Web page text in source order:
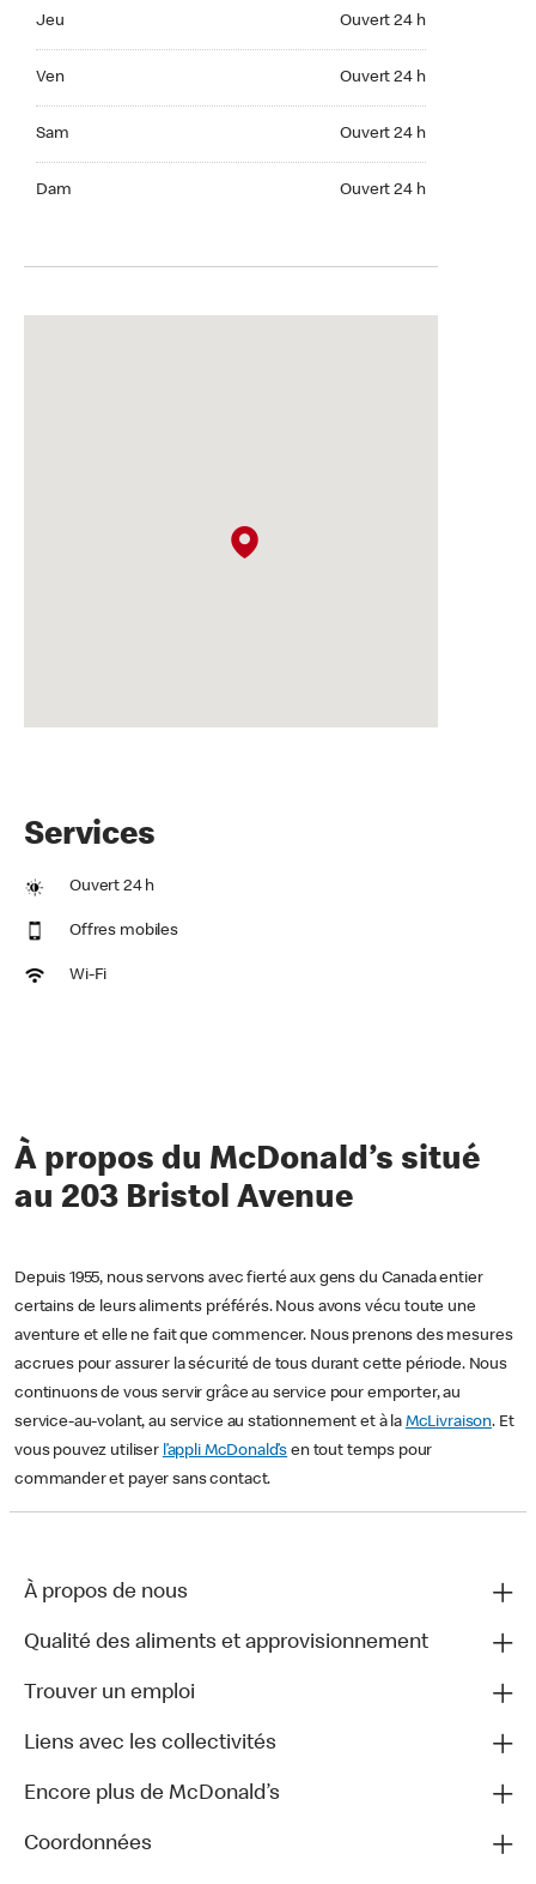
Jeu Ouvert 24 h
Ven Ouvert 24 h
Sam Ouvert 24 h
Dam Ouvert 24 h
Services
Ouvert 24 h
Offres mobiles
Wi-Fi
À propos du McDonald’s situé
au 203 Bristol Avenue
Depuis 1955, nous servons avec fierté aux gens du Canada entier
certains de leurs aliments préférés. Nous avons vécu toute une
aventure et elle ne fait que commencer. Nous prenons des mesures
accrues pour assurer la sécurité de tous durant cette période. Nous
continuons de vous servir grâce au service pour emporter, au
service-au-volant, au service au stationnement et à la McLivraison. Et
vous pouvez utiliser l’appli McDonald’s en tout temps pour
commander et payer sans contact.
À propos de nous
Qualité des aliments et approvisionnement
Trouver un emploi
Liens avec les collectivités
Encore plus de McDonald’s
Coordonnées